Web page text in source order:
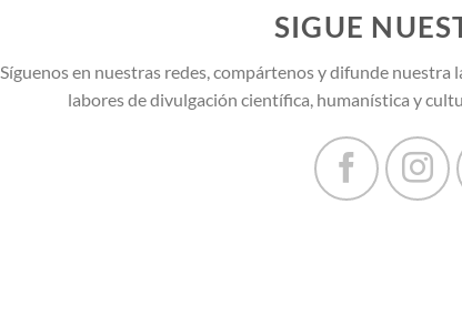
SIGUE
Síguenos en nuestras redes, compártenos y difunde nuestra
labores de divulgación científica, humanística y